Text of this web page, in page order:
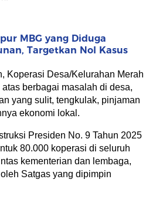
MBG yang Diduga
Targetkan Nol Kasus
Koperasi Desa/Kelurahan Merah
berbagai masalah di desa,
yang sulit, tengkulak, pinjaman
ekonomi lokal.
Presiden No. 9 Tahun 2025
80.000 koperasi di seluruh
kementerian dan lembaga,
Satgas yang dipimpin